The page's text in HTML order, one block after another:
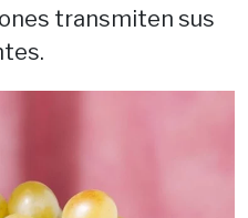
transmiten sus